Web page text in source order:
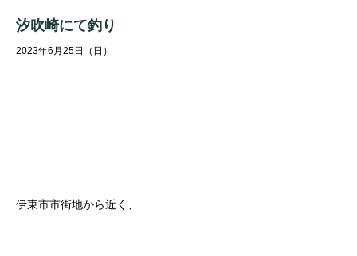
汐吹崎にて釣り
2023年6月25日（日）
伊東市市街地から近く、